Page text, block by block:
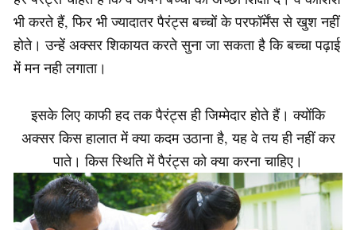
भी करते हैं, फिर भी ज्यादातर पैरंट्स बच्चों के परफॉर्मेंस से खुश नहीं
होते। उन्हें अक्सर शिकायत करते सुना जा सकता है कि बच्चा पढ़ाई
में मन नही लगाता।
इसके लिए काफी हद तक पैरंट्स ही जिम्मेदार होते हैं। क्योंकि
अक्सर किस हालात में क्या कदम उठाना है, यह वे तय ही नहीं कर
पाते। किस स्थिति में पैरंट्स को क्या करना चाहिए।